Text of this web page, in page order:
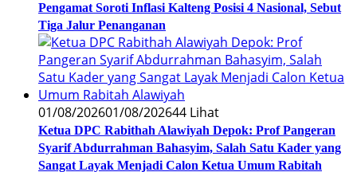
Pengamat Soroti Inflasi Kalteng Posisi 4 Nasional, Sebut
Tiga Jalur Penanganan
01/08/202601/08/202644 Lihat
Ketua DPC Rabithah Alawiyah Depok: Prof Pangeran
Syarif Abdurrahman Bahasyim, Salah Satu Kader yang
Sangat Layak Menjadi Calon Ketua Umum Rabitah